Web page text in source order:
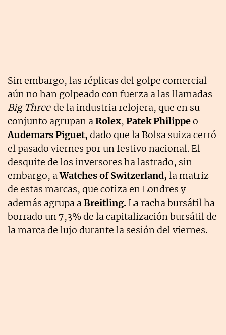
Sin embargo, las réplicas del golpe comercial
aún no han golpeado con fuerza a las llamadas
Big Three de la industria relojera, que en su
conjunto agrupan aRolex, Patek Philippeo
Audemars Piguet, dado que la Bolsa suiza cerró
el pasado viernes por un festivo nacional. El
desquite de los inversores ha lastrado, sin
embargo, aWatches of Switzerland, la matriz
de estas marcas, que cotiza en Londres y
además agrupa aBreitling. La racha bursátil ha
borrado un 7,3% de la capitalización bursátil de
la marca de lujo durante la sesión del viernes.